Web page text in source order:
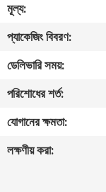
গুণগত
মান
নিয়ন্ত্রণ
যোগাযোগ
করুন
মূল্য:
প্যাকেজিং বিবরণ:
ডেলিভারি সময়:
পরিশোধের শর্ত:
যোগানের ক্ষমতা:
লক্ষণীয় করা: